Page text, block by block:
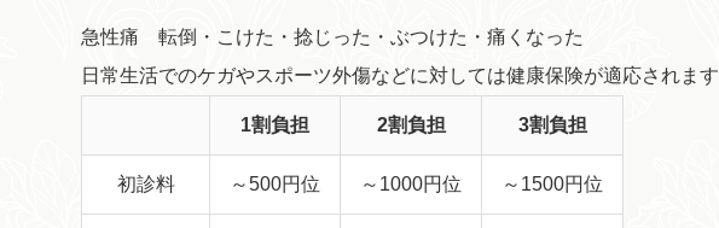
急性痛 転倒・こけた・捻じった・ぶつけた・痛くなった
日常生活でのケガやスポーツ外傷などに対しては健康保険が適応されます
1割負担 2割負担 3割負担
初診料 ～500円位 ～1000円位 ～1500円位